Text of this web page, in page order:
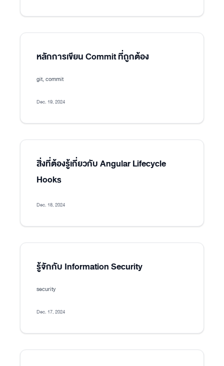
หลักการเขียน Commit ที่ถูกต้อง
git, commit
Dec. 19, 2024
สิ่งที่ต้องรู้เกี่ยวกับ Angular Lifecycle
Hooks
Dec. 18, 2024
รู้จักกับ Information Security
security
Dec. 17, 2024